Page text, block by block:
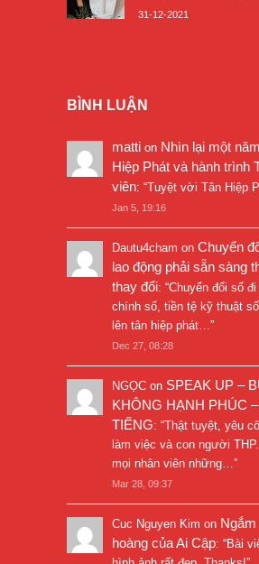
31-12-2021
BÌNH LUẬN
matti on Nhìn lại một
Hiệp Phát và hành trình
viên: “Tuyệt vời Tân Hiệp
Jan 5, 19:16
Dautu4cham on Chuyển
lao động phải sẵn sàng
thay đổi: “Chuyển đổi số
chính số, tiền tệ kỹ thuật
lên tân hiệp phát… ”
Dec 27, 08:28
NGỌC on SPEAK UP –
KHÔNG HẠNH PHÚC
TIẾNG: “Thật tuyệt, yêu
làm việc và con người
mọi nhân viên những… ”
Mar 28, 09:37
Cuc Nguyen Kim on
hoàng của Ai Cập: “Bài